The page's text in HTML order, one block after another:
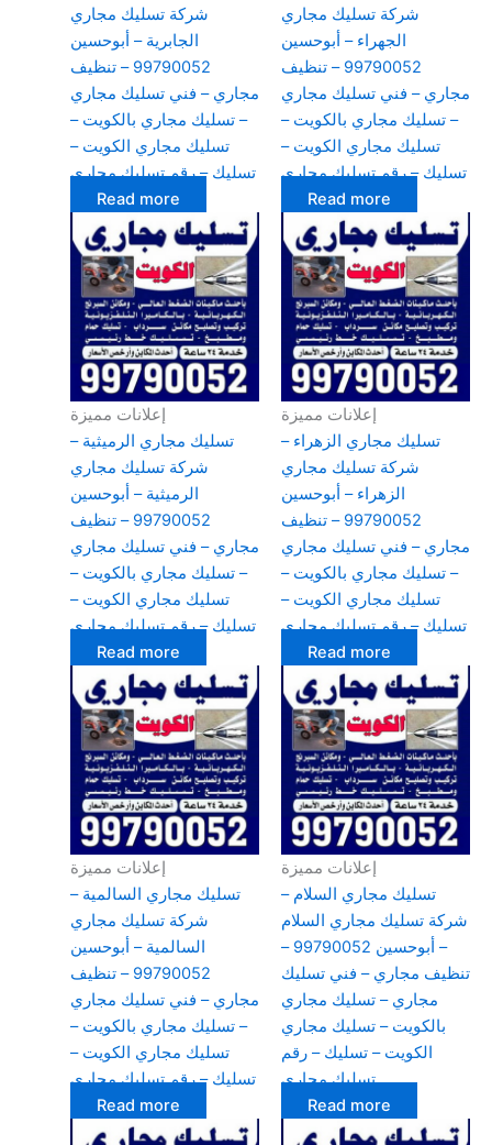
شركة تسليك مجاري
الجابرية – أبوحسين
99790052 – تنظيف
مجاري – فني تسليك مجاري
– تسليك مجاري بالكويت –
تسليك مجاري الكويت –
تسليك – رقم تسليك مجاري
Read more
شركة تسليك مجاري
الجهراء – أبوحسين
99790052 – تنظيف
مجاري – فني تسليك مجاري
– تسليك مجاري بالكويت –
تسليك مجاري الكويت –
تسليك – رقم تسليك مجاري
Read more
إعلانات مميزة
تسليك مجاري الرميثية –
شركة تسليك مجاري
الرميثية – أبوحسين
99790052 – تنظيف
مجاري – فني تسليك مجاري
– تسليك مجاري بالكويت –
تسليك مجاري الكويت –
تسليك – رقم تسليك مجاري
Read more
إعلانات مميزة
تسليك مجاري الزهراء –
شركة تسليك مجاري
الزهراء – أبوحسين
99790052 – تنظيف
مجاري – فني تسليك مجاري
– تسليك مجاري بالكويت –
تسليك مجاري الكويت –
تسليك – رقم تسليك مجاري
Read more
إعلانات مميزة
تسليك مجاري السالمية –
شركة تسليك مجاري
السالمية – أبوحسين
99790052 – تنظيف
مجاري – فني تسليك مجاري
– تسليك مجاري بالكويت –
تسليك مجاري الكويت –
تسليك – رقم تسليك مجاري
Read more
إعلانات مميزة
تسليك مجاري السلام –
شركة تسليك مجاري السلام
– أبوحسين 99790052 –
تنظيف مجاري – فني تسليك
مجاري – تسليك مجاري
بالكويت – تسليك مجاري
الكويت – تسليك – رقم
تسليك مجاري
Read more